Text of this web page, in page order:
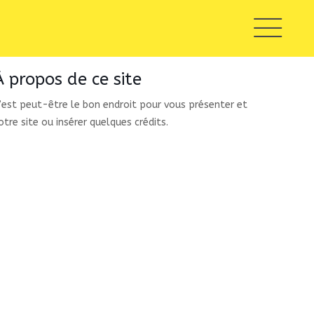
propos de ce site
peut-être le bon endroit pour vous présenter et
site ou insérer quelques crédits.